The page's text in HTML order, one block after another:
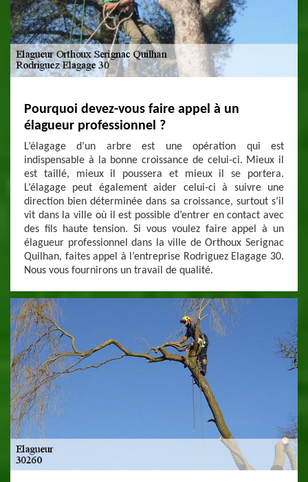
Pourquoi devez-vous faire appel à un
élagueur professionnel ?
L’élagage d’un arbre est une opération qui est
indispensable à la bonne croissance de celui-ci. Mieux il
est taillé, mieux il poussera et mieux il se portera.
L’élagage peut également aider celui-ci à suivre une
direction bien déterminée dans sa croissance, surtout s’il
vit dans la ville où il est possible d’entrer en contact avec
des fils haute tension. Si vous voulez faire appel à un
élagueur professionnel dans la ville de Orthoux Serignac
Quilhan, faites appel à l’entreprise Rodriguez Elagage 30.
Nous vous fournirons un travail de qualité.